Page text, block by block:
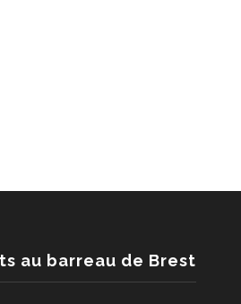
au barreau de Brest